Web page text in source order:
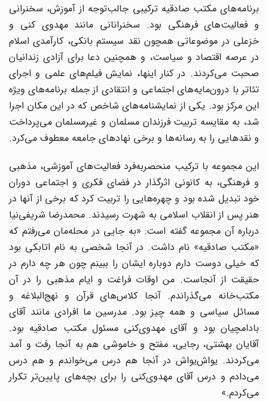
برنامه‌های مکتب صادقیه ترکیبی جالب‌توجه از آموزش، سخنرانی
و فعالیت‌های فرهنگی بود. سخنرانانی مانند مهدوی کنی و
خزعلی در موضوعاتی همچون نقد سیستم بانکی، کارآمدی اسلام
در عرصه اقتصاد و سیاست، و همچنین دعا برای آزادی زندانیان
صحبت می‌کردند. در کنار اینها، نمایش فیلم‌های علمی و اجرای
تئاتر با درون‌مایه‌های اجتماعی و انتقادی از جمله برنامه‌های ویژه
این مرکز بود. یکی از نمایشنامه‌های شاخص که در این مکان اجرا
شد، به مقایسه تربیت فرزندان مسلمان و غیرمسلمان می‌پرداخت
و نقدهایی را به رسانه‌ها و برخی نهادهای جامعه معطوف می‌کرد.
این مجموعه با ترکیب منحصربه‌فرد فعالیت‌های آموزشی، مذهبی
و فرهنگی، به کانونی اثرگذار در فضای فکری و اجتماعی دوران
خود تبدیل شده بود و چهره‌هایی را تربیت کرد که برخی از آنها در
هنر پس از انقلاب اسلامی به شهرت رسیدند. محمدرضا شریفی‌نیا
درباره آن مجموعه گفته است: «به جایی در محله‌مان می‌رفتم که
«مکتب صادقیه» نام داشت. در آنجا شخصی به نام اتابکی بود
که خیلی دوست دارم دوباره ایشان را ببینم چون هر چه دارم در
حقیقت از آنجاست. من اوقات فراغت و ایام مذهبی را در آن
مکتب‌خانه می‌گذراندم. آنجا کلاس‌های قرآن و نهج‌البلاغه و
مسائل سیاسی و همه چیز بود. مدرسین ما افرادی مانند آقای
بادامچیان بود و آقای مهدوی‌کنی مسئول مکتب صادقیه بود.
آقایان بهشتی، رجایی، مفتح و خاموشی هم به آنجا رفت و آمد
می‌کردند. یواش‌یواش در آنجا هم درس می‌خواندم و هم درس
می‌دادم و درس آقای مهدوی‌کنی را برای بچه‌های پایین‌تر تکرار
می‌کردم.»